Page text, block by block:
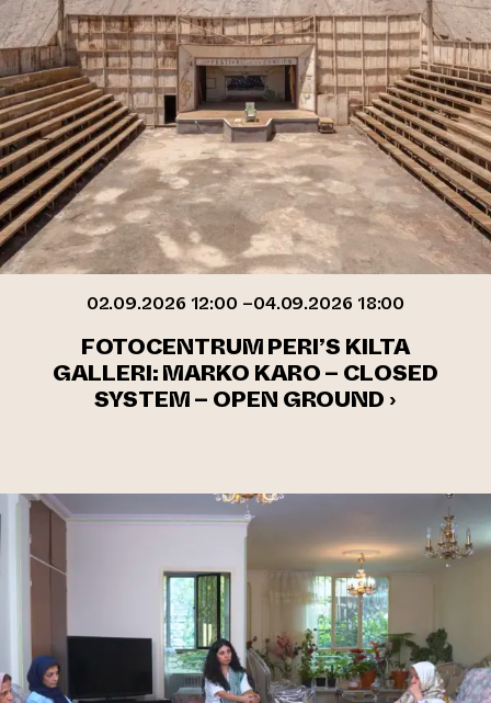
02.09.2026 12:00 –04.09.2026 18:00
FOTOCENTRUM PERI’S KILTA
GALLERI: MARKO KARO – CLOSED
SYSTEM – OPEN GROUND ›